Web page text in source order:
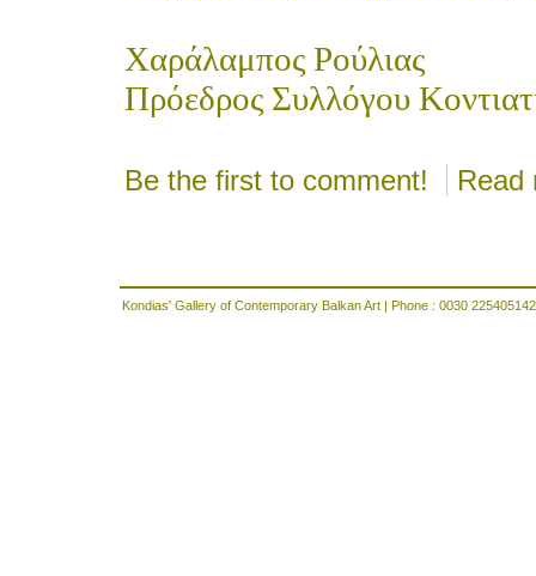
Χαράλαμπος Ρούλιας
Πρόεδρος Συλλόγου
Be the first to comment! Read
Kondias' Gallery of Contemporary Balkan Art | Phone : 0030